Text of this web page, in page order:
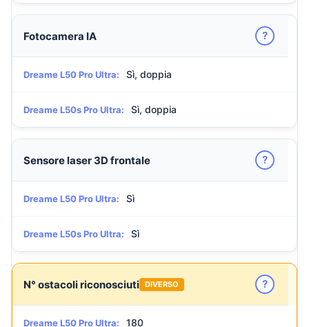
Fotocamera IA ?
Dreame L50 Pro Ultra: Sì, doppia
Dreame L50s Pro Ultra: Sì, doppia
Sensore laser 3D frontale ?
Dreame L50 Pro Ultra: Sì
Dreame L50s Pro Ultra: Sì
N° ostacoli riconosciuti DIVERSO ?
Dreame L50 Pro Ultra: 180